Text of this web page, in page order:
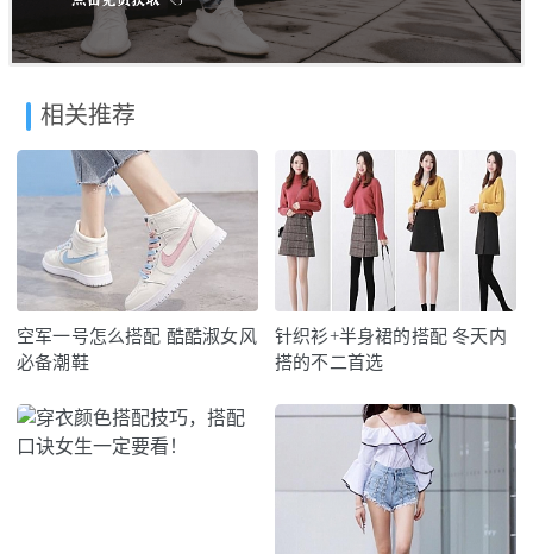
相关推荐
空军一号怎么搭配 酷酷淑女风
必备潮鞋
针织衫+半身裙的搭配 冬天内
搭的不二首选